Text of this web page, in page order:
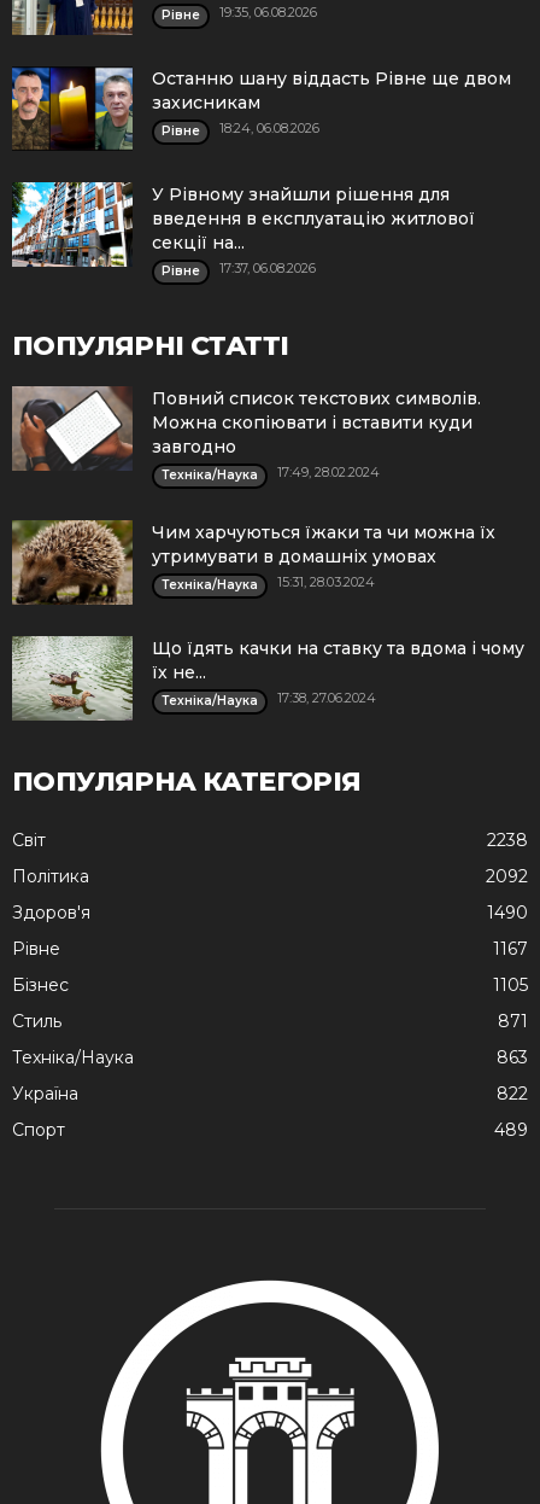
Рівне 19:35, 06.08.2026
Останню шану віддасть Рівне ще двом
захисникам
Рівне 18:24, 06.08.2026
У Рівному знайшли рішення для
введення в експлуатацію житлової
секції на...
Рівне 17:37, 06.08.2026
ПОПУЛЯРНІ СТАТТІ
Повний список текстових символів.
Можна скопіювати і вставити куди
завгодно
Техніка/Наука 17:49, 28.02.2024
Чим харчуються їжаки та чи можна їх
утримувати в домашніх умовах
Техніка/Наука 15:31, 28.03.2024
Що їдять качки на ставку та вдома і чому
їх не...
Техніка/Наука 17:38, 27.06.2024
ПОПУЛЯРНА КАТЕГОРІЯ
Cвіт
2238
Політика
2092
Здоров'я
1490
Рівне
1167
Бізнес
1105
Стиль
871
Техніка/Наука
863
Україна
822
Спорт
489